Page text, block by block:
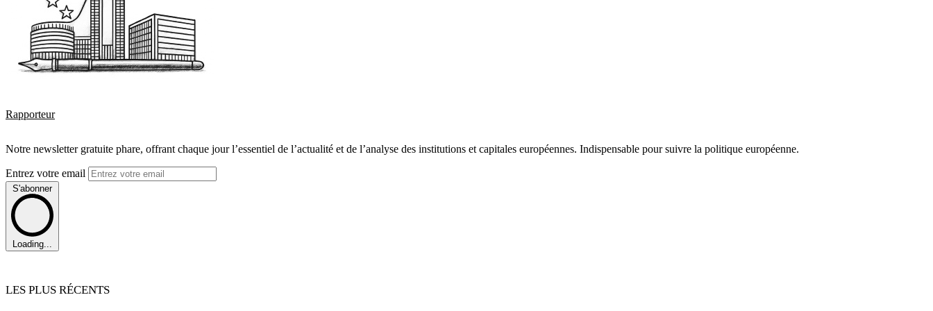
Rapporteur
Notre newsletter gratuite phare, offrant chaque jour l’essentiel de l’actualité et de l’analyse des institutions et capitales européennes. Indispensable pour suivre la politique européenne.
Entrez votre email
S'abonner
Loading...
LES PLUS RÉCENTS